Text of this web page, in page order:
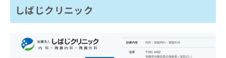
しばじクリニック